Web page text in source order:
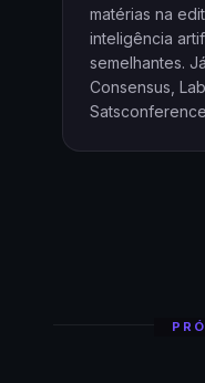
matérias na
inteligência
semelhantes.
Consensus,